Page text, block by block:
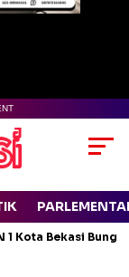
1 Kota Bekasi